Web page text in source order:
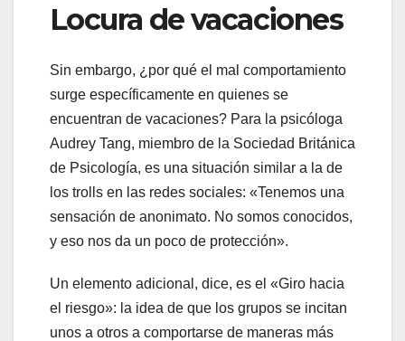
Locura de vacaciones
Sin embargo, ¿por qué el mal comportamiento
surge específicamente en quienes se
encuentran de vacaciones? Para la psicóloga
Audrey Tang, miembro de la Sociedad Británica
de Psicología, es una situación similar a la de
los trolls en las redes sociales: «Tenemos una
sensación de anonimato. No somos conocidos,
y eso nos da un poco de protección».
Un elemento adicional, dice, es el «Giro hacia
el riesgo»: la idea de que los grupos se incitan
unos a otros a comportarse de maneras más